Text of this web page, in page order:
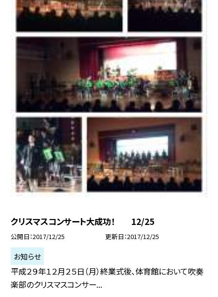
クリスマスコンサート大成功！ 12/25
公開日 2017/12/25 更新日 2017/12/25
お知らせ
平成２９年１２月２５日（月）終業式後、体育館において吹奏
楽部のクリスマスコンサー...